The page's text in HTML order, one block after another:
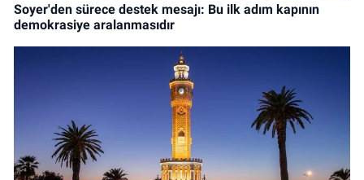
Soyer'den sürece destek mesajı: Bu ilk adım kapının
demokrasiye aralanmasıdır